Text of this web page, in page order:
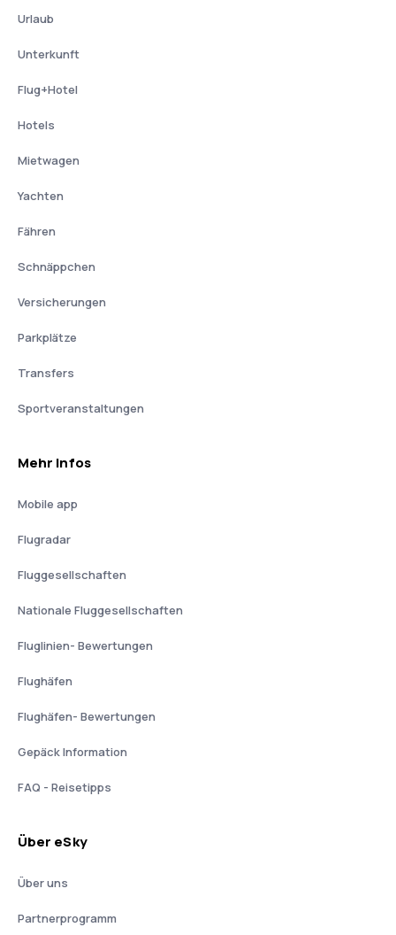
Urlaub
Unterkunft
Flug+Hotel
Hotels
Mietwagen
Yachten
Fähren
Schnäppchen
Versicherungen
Parkplätze
Transfers
Sportveranstaltungen
Mehr Infos
Mobile app
Flugradar
Fluggesellschaften
Nationale Fluggesellschaften
Fluglinien- Bewertungen
Flughäfen
Flughäfen- Bewertungen
Gepäck Information
FAQ - Reisetipps
Über eSky
Über uns
Partnerprogramm